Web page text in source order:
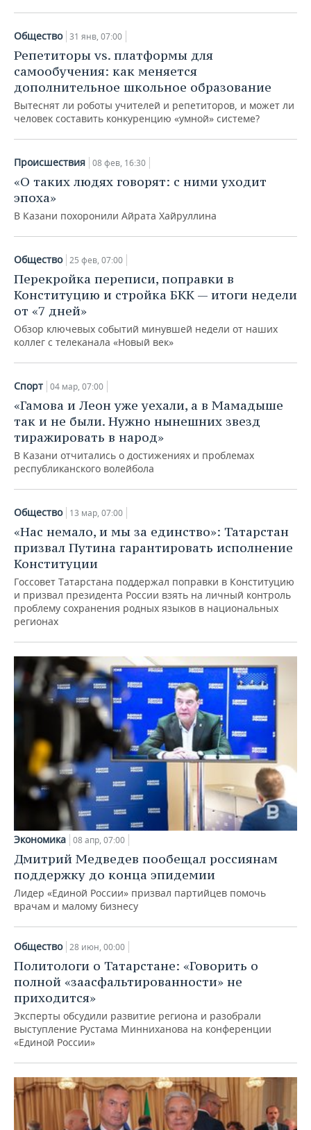
Общество 31 янв, 07:00
Репетиторы vs. платформы для
самообучения: как меняется
дополнительное школьное образование
Вытеснят ли роботы учителей и репетиторов, и может ли
человек составить конкуренцию «умной» системе?
Происшествия 08 фев, 16:30
«О таких людях говорят: с ними уходит
эпоха»
В Казани похоронили Айрата Хайруллина
Общество 25 фев, 07:00
Перекройка переписи, поправки в
Конституцию и стройка БКК — итоги недели
от «7 дней»
Обзор ключевых событий минувшей недели от наших
коллег с телеканала «Новый век»
Спорт 04 мар, 07:00
«Гамова и Леон уже уехали, а в Мамадыше
так и не были. Нужно нынешних звезд
тиражировать в народ»
В Казани отчитались о достижениях и проблемах
республиканского волейбола
Общество 13 мар, 07:00
«Нас немало, и мы за единство»: Татарстан
призвал Путина гарантировать исполнение
Конституции
Госсовет Татарстана поддержал поправки в Конституцию
и призвал президента России взять на личный контроль
проблему сохранения родных языков в национальных
регионах
Экономика 08 апр, 07:00
Дмитрий Медведев пообещал россиянам
поддержку до конца эпидемии
Лидер «Единой России» призвал партийцев помочь
врачам и малому бизнесу
Общество 28 июн, 00:00
Политологи о Татарстане: «Говорить о
полной «заасфальтированности» не
приходится»
Эксперты обсудили развитие региона и разобрали
выступление Рустама Минниханова на конференции
«Единой России»